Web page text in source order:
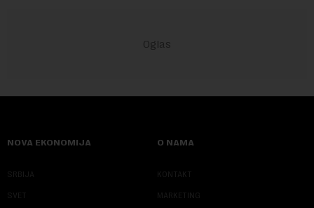
NOVA EKONOMIJA
SRBIJA
SVET
O NAMA
KONTAKT
MARKETING